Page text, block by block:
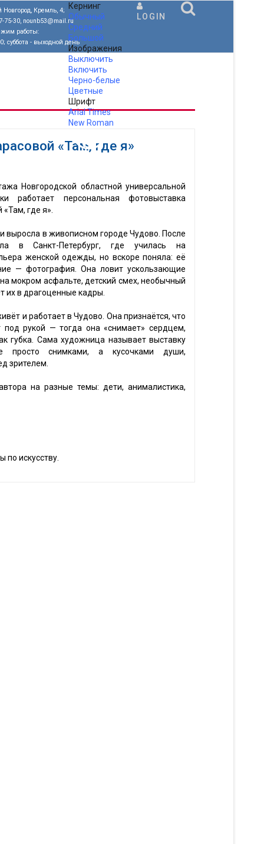
Новгород, Кремль, 4;
75-30, nounb53@mail.ru
работы:
суббота - выходной день
Кернинг
Обычный
Средний
Большой
Изображения
Выключить
Включить
Черно-белые
Цветные
Шрифт
ArialTimes
New Roman
LOGIN
«Там, где я»
Новгородской областной универсальной
работает персональная фотовыставка
где я».
выросла в живописном городе Чудово. После
в Санкт-Петербург, где училась на
женской одежды, но вскоре поняла: её
— фотография. Она ловит ускользающие
мокром асфальте, детский смех, необычный
их в драгоценные кадры.
и работает в Чудово. Она признаётся, что
под рукой — тогда она «снимает» сердцем,
губка. Сама художница называет выставку
снимками, а кусочками души,
зрителем.
на разные темы: дети, анималистика,
по искусству.